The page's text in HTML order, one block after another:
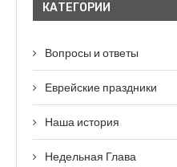
КАТЕГОРИИ
Вопросы и ответы
Еврейские праздники
Наша история
Недельная Глава